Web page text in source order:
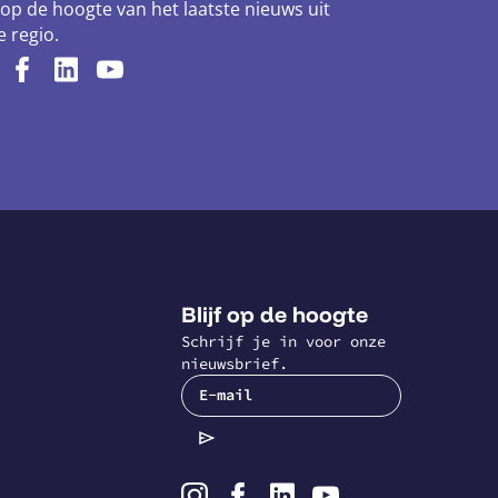
de hoogte van het laatste nieuws uit
regio.
Blijf op de hoogte
Schrijf je in voor onze
nieuwsbrief.
E-mail